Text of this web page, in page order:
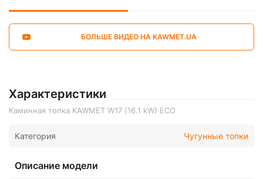
БОЛЬШЕ ВИДЕО НА KAWMET.UA
Характеристики
Каминная топка KAWMET W17 (16.1 kW) EСO
Категория Чугунные топки
Описание модели